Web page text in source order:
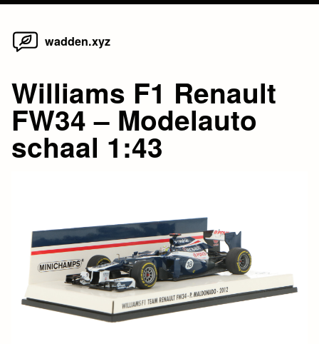
Skip
wadden.xyz
Williams F1 Renault
FW34 – Modelauto
schaal 1:43